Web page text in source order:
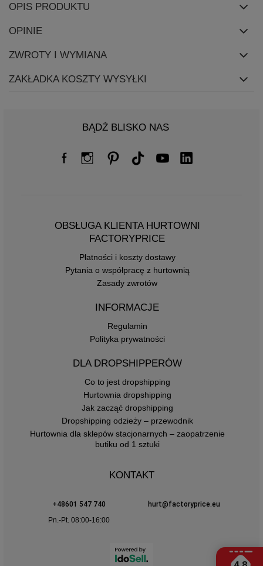
OPIS PRODUKTU
OPINIE
ZWROTY I WYMIANA
ZAKŁADKA KOSZTY WYSYŁKI
BĄDŹ BLISKO NAS
OBSŁUGA KLIENTA HURTOWNI
FACTORYPRICE
Płatności i koszty dostawy
Pytania o współpracę z hurtownią
Zasady zwrotów
INFORMACJE
Regulamin
Polityka prywatności
DLA DROPSHIPPERÓW
Co to jest dropshipping
Hurtownia dropshipping
Jak zacząć dropshipping
Dropshipping odzieży – przewodnik
Hurtownia dla sklepów stacjonarnych – zaopatrzenie
butiku od 1 sztuki
KONTAKT
+48601 547 740
hurt@factoryprice.eu
Pn.-Pt. 08:00-16:00